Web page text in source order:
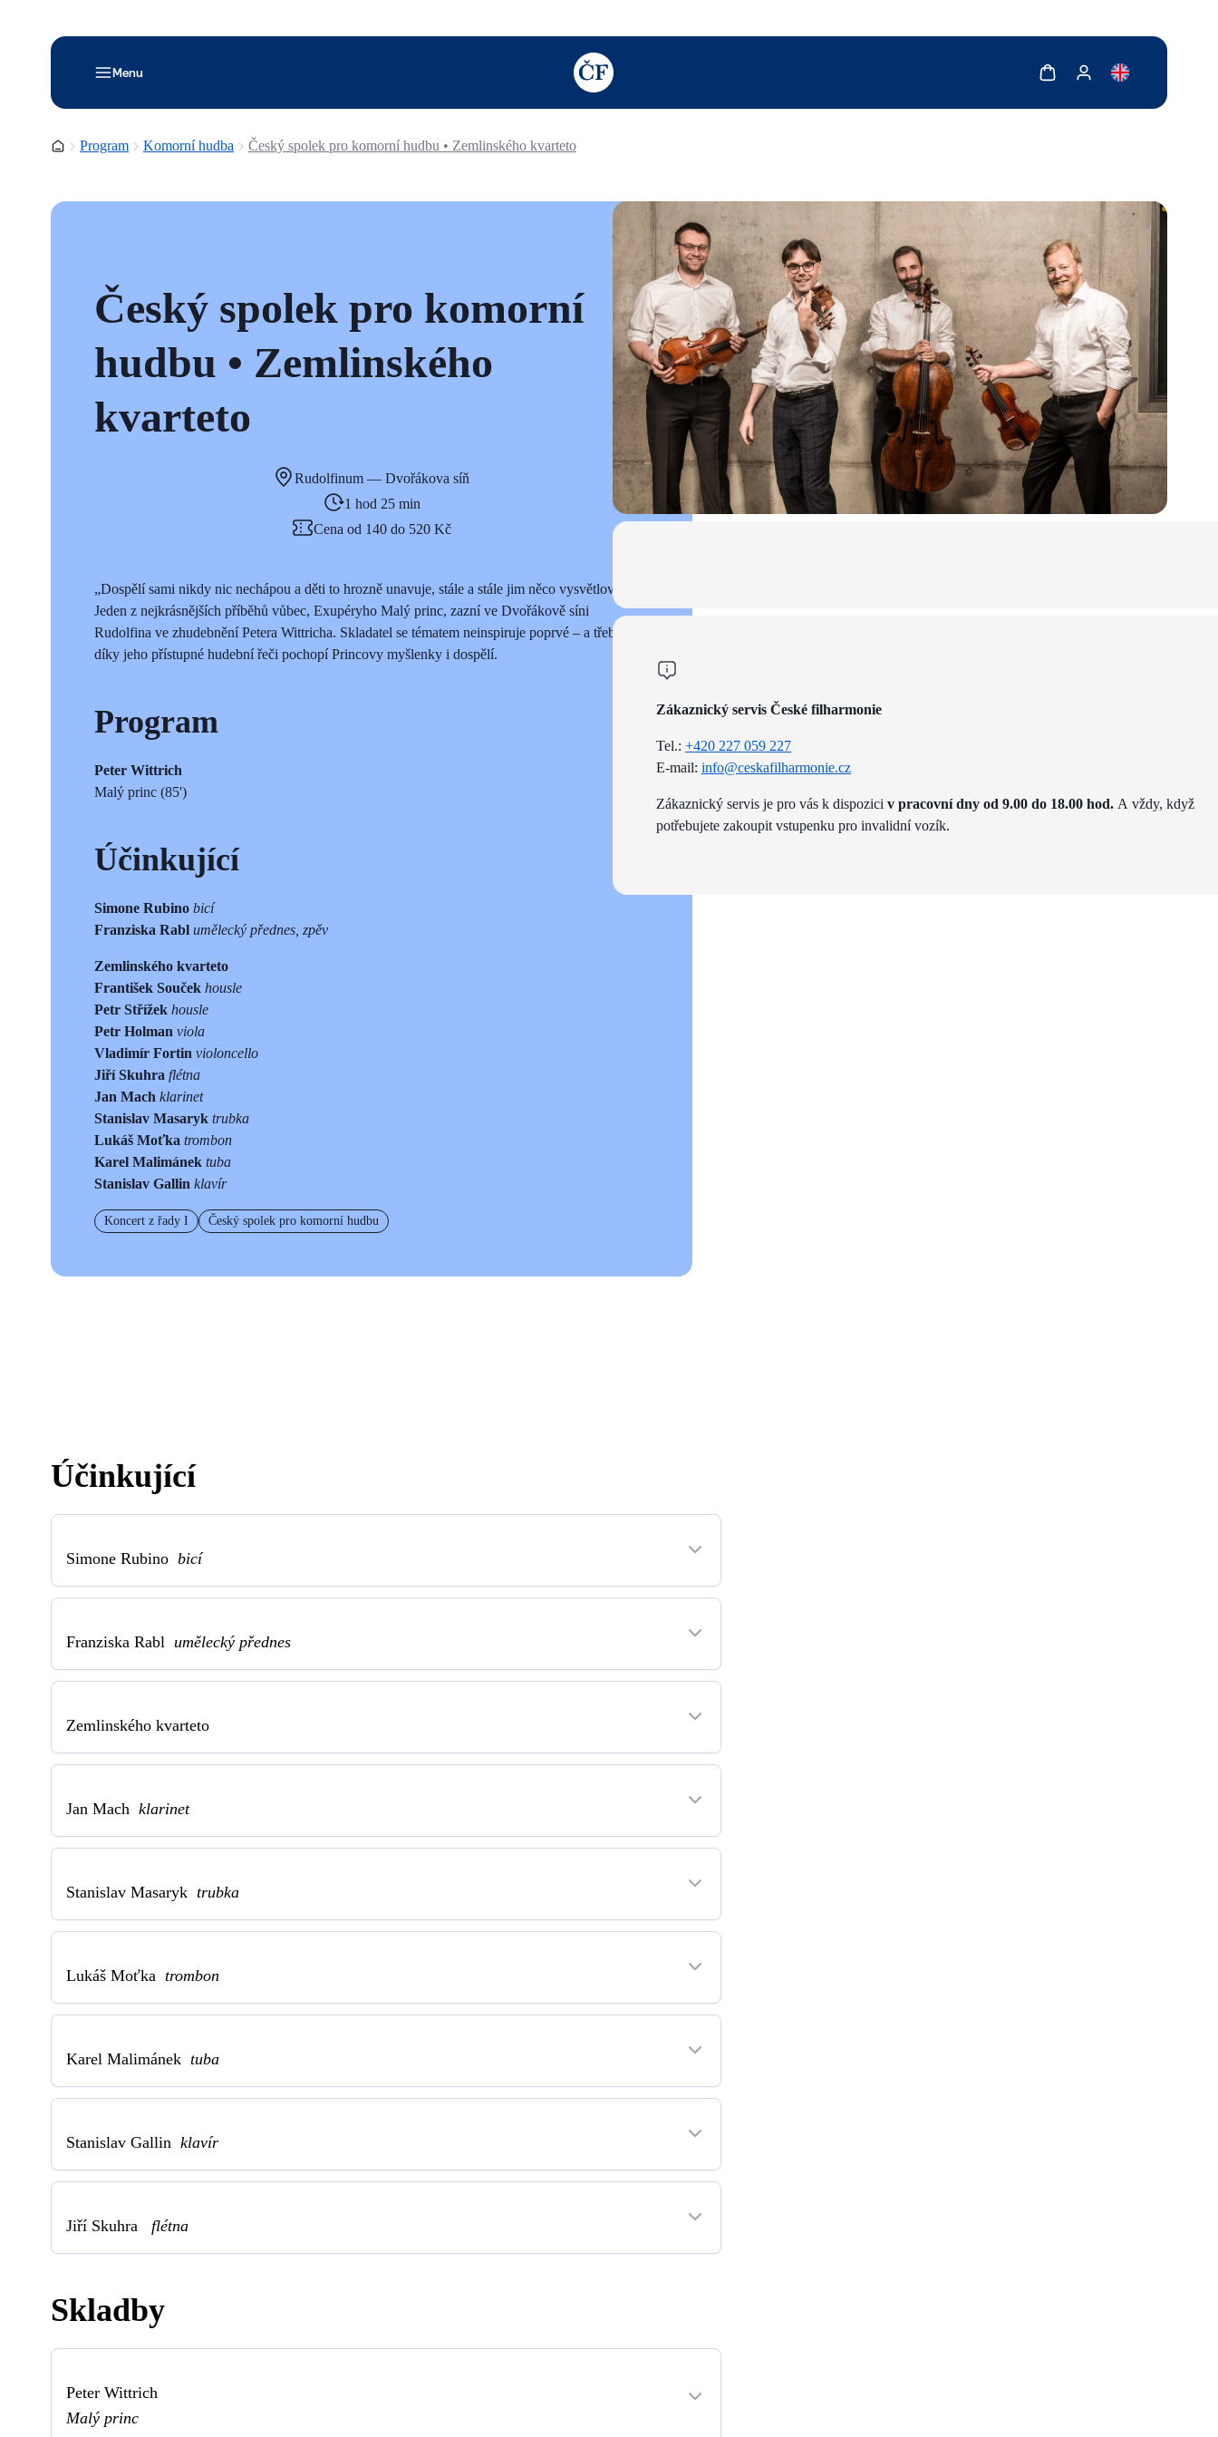
Menu
TODO: Add description for reader
Zobrazit košíkZobrazit můj účet
Domovská stránka
Program Komorní hudba Český spolek pro komorní hudbu • Zemlinského kvarteto
Český spolek pro komorní
hudbu • Zemlinského
kvarteto
Rudolfinum — Dvořákova síň
1 hod 25 min
Cena od 140 do 520 Kč
„Dospělí sami nikdy nic nechápou a děti to hrozně unavuje, stále a stále jim něco vysvětlovat.“
Jeden z nejkrásnějších příběhů vůbec, Exupéryho Malý princ, zazní ve Dvořákově síni
Rudolfina ve zhudebnění Petera Wittricha. Skladatel se tématem neinspiruje poprvé – a třeba
díky jeho přístupné hudební řeči pochopí Princovy myšlenky i dospělí.
Program
Peter Wittrich
Malý princ (85')
Účinkující
Simone Rubino bicí
Franziska Rabl umělecký přednes, zpěv
Zemlinského kvarteto
František Souček housle
Petr Střížek housle
Petr Holman viola
Vladimír Fortin violoncello
Jiří Skuhra flétna
Jan Mach klarinet
Stanislav Masaryk trubka
Lukáš Moťka trombon
Karel Malimánek tuba
Stanislav Gallin klavír
Koncert z řady I Český spolek pro komorní hudbu
Zákaznický servis České filharmonie
Tel.: +420 227 059 227
E-mail: info@ceskafilharmonie.cz
Zákaznický servis je pro vás k dispozici v pracovní dny od 9.00 do 18.00 hod. A vždy, když
potřebujete zakoupit vstupenku pro invalidní vozík.
Účinkující
Simone Rubino bicí
Franziska Rabl umělecký přednes
Zemlinského kvarteto
Jan Mach klarinet
Stanislav Masaryk trubka
Lukáš Moťka trombon
Karel Malimánek tuba
Stanislav Gallin klavír
Jiří Skuhra flétna
Skladby
Peter Wittrich
Malý princ